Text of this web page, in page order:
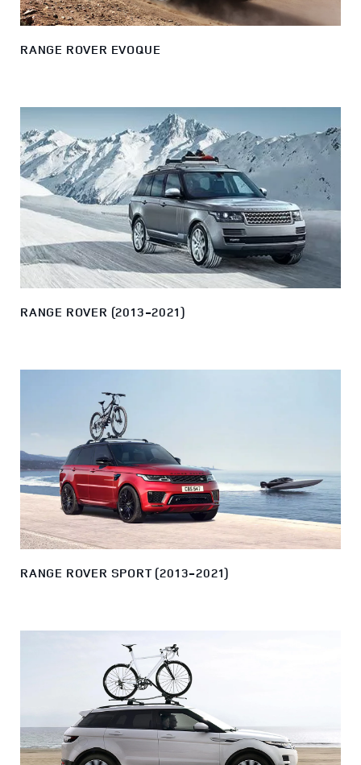
RANGE ROVER EVOQUE
RANGE ROVER (2013-2021)
RANGE ROVER SPORT (2013-2021)